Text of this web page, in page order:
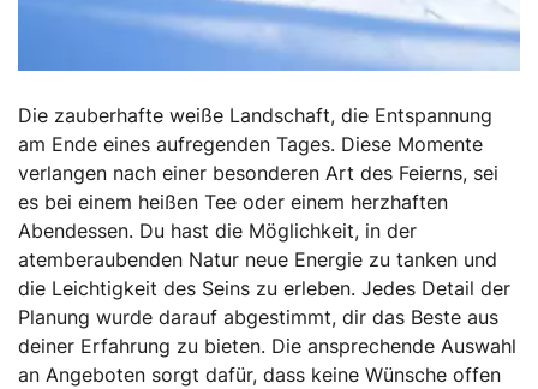
Die zauberhafte weiße Landschaft, die Entspannung
am Ende eines aufregenden Tages. Diese Momente
verlangen nach einer besonderen Art des Feierns, sei
es bei einem heißen Tee oder einem herzhaften
Abendessen. Du hast die Möglichkeit, in der
atemberaubenden Natur neue Energie zu tanken und
die Leichtigkeit des Seins zu erleben. Jedes Detail der
Planung wurde darauf abgestimmt, dir das Beste aus
deiner Erfahrung zu bieten. Die ansprechende Auswahl
an Angeboten sorgt dafür, dass keine Wünsche offen